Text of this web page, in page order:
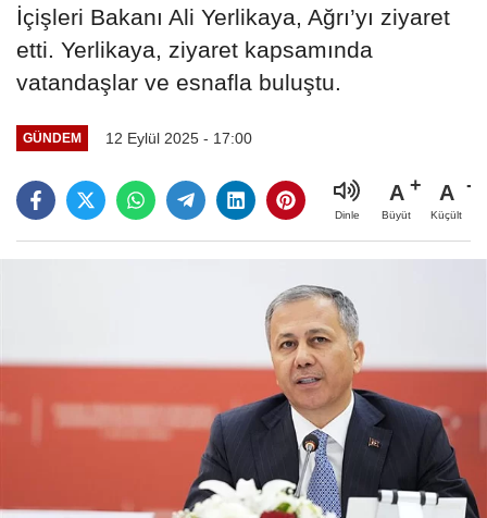
İçişleri Bakanı Ali Yerlikaya, Ağrı’yı ziyaret
etti. Yerlikaya, ziyaret kapsamında
vatandaşlar ve esnafla buluştu.
GÜNDEM 12 Eylül 2025 - 17:00
Dinle
A
Büyüt
A
Küçült